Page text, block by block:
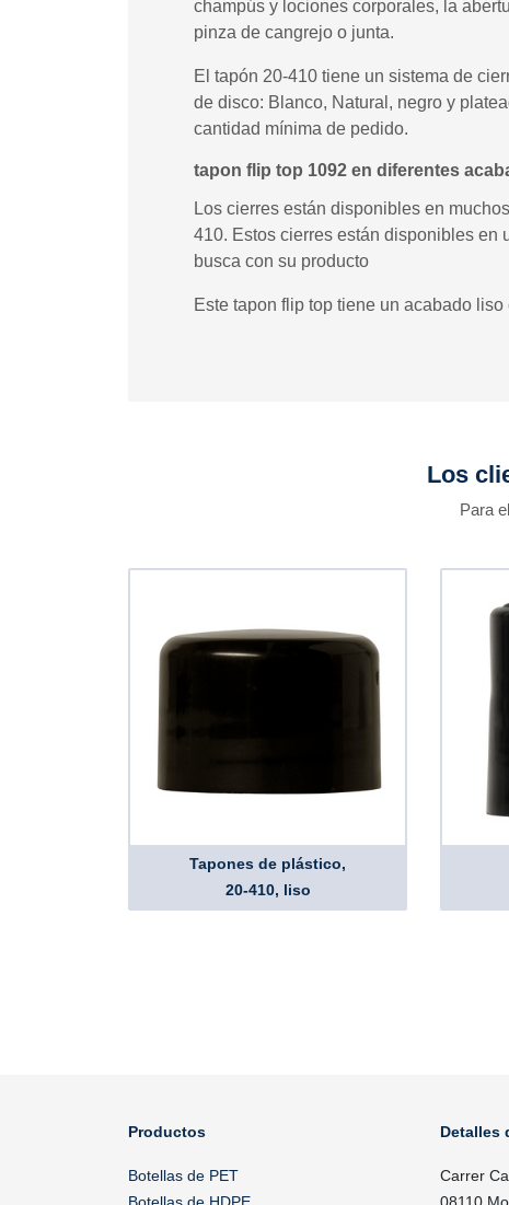
champús y lociones corporales, la
pinza de cangrejo o junta.
El tapón 20-410 tiene un sistema de
de disco: Blanco, Natural, negro y
cantidad mínima de pedido.
tapon flip top 1092 en diferentes
Los cierres están disponibles en
410. Estos cierres están disponibles en
busca con su producto
Este tapon flip top tiene un acabado
Los
Para
Tapones de plástico,
20-410, liso
Productos
Botellas de PET
Detalles
Carrer